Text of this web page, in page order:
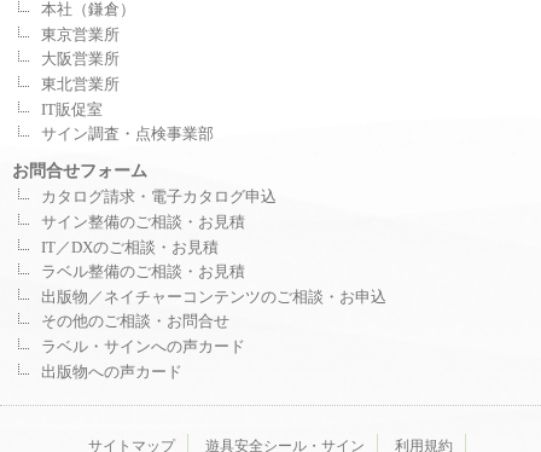
本社（鎌倉）
東京営業所
大阪営業所
東北営業所
IT販促室
サイン調査・点検事業部
お問合せフォーム
カタログ請求・電子カタログ申込
サイン整備のご相談・お見積
IT／DXのご相談・お見積
ラベル整備のご相談・お見積
出版物／ネイチャーコンテンツのご相談・お申込
その他のご相談・お問合せ
ラベル・サインへの声カード
出版物への声カード
サイトマップ 遊具安全シール・サイン 利用規約